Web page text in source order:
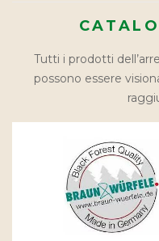
Tutti i prodotti
possono essere